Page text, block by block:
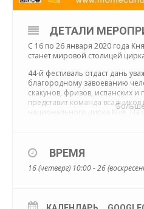
ДЕТАЛИ
С 16 по 26 января 2020 года
станет мировой столицей
44-й фестиваль отдаст дань
благородному завоеванию
скакунов, фризов, испанских и
представит команда
национального цирка Knie. На
Акробатика, еще один
традиционного цирка, также
невероятным выступлением
Международный Цирковой
ВРЕМЯ
16 (четверг) 10:00 - 26